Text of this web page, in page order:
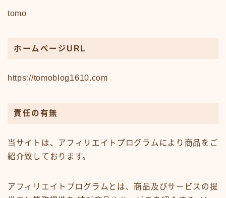
tomo
ホームページURL
https://tomoblog1610.com
責任の有無
当サイトは、アフィリエイトプログラムにより商品をご
紹介致しております。
アフィリエイトプログラムとは、商品及びサービスの提